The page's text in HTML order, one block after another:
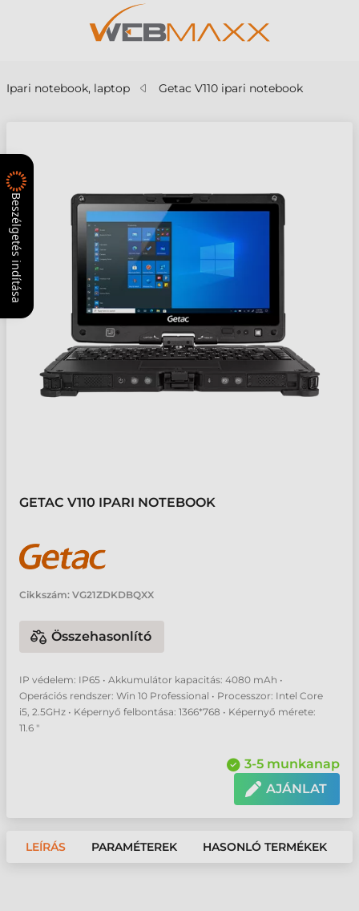
Ipari notebook, laptop Getac V110 ipari notebook
GETAC V110 IPARI NOTEBOOK
Cikkszám: VG21ZDKDBQXX
Összehasonlító
IP védelem: IP65 • Akkumulátor kapacitás: 4080 mAh •
Operációs rendszer: Win 10 Professional • Processzor: Intel Core
i5, 2.5GHz • Képernyő felbontása: 1366*768 • Képernyő mérete:
11.6 "
3-5 munkanap
AJÁNLAT
LEÍRÁS PARAMÉTEREK HASONLÓ TERMÉKEK
Beszélgetés indítása